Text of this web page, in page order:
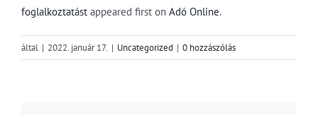
foglalkoztatást appeared first on Adó Online.
által | 2022. január 17. | Uncategorized | 0 hozzászólás